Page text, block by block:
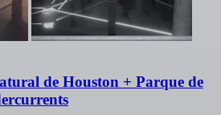
de Houston + Parque de